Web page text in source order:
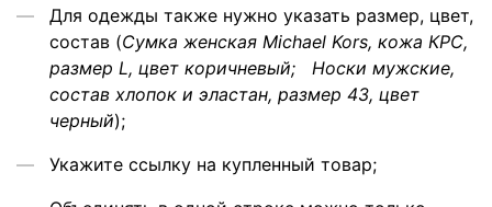
Для одежды также нужно указать размер, цвет,
состав (Сумка женская Michael Kors, кожа КРС,
размер L, цвет коричневый; Носки мужские,
состав хлопок и эластан, размер 43, цвет
черный);
Укажите ссылку на купленный товар;